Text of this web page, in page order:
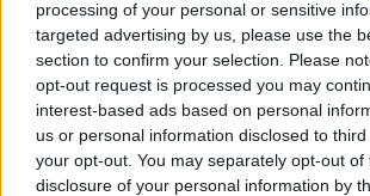
processing of your personal or sensitive
targeted advertising by us, please use the
section to confirm your selection. Please
opt-out request is processed you may
interest-based ads based on personal
us or personal information disclosed to
your opt-out. You may separately opt-out of
disclosure of your personal information by